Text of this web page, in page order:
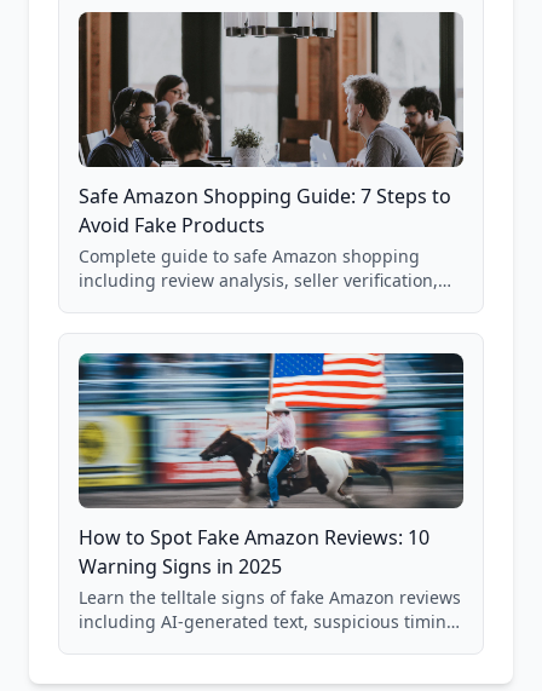
Safe Amazon Shopping Guide: 7 Steps to
Avoid Fake Products
Complete guide to safe Amazon shopping
including review analysis, seller verification,
and scam avoidance techniques.
How to Spot Fake Amazon Reviews: 10
Warning Signs in 2025
Learn the telltale signs of fake Amazon reviews
including AI-generated text, suspicious timing